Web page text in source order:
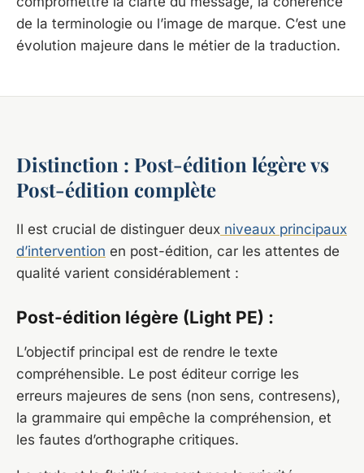
de la terminologie ou l’image de marque. C’est une
évolution majeure dans le métier de la traduction.
Distinction : Post-édition légère vs
Post-édition complète
Il est crucial de distinguer deux niveaux principaux
d’intervention en post-édition, car les attentes de
qualité varient considérablement :
Post-édition légère (Light PE) :
L’objectif principal est de rendre le texte
compréhensible. Le post éditeur corrige les
erreurs majeures de sens (non sens, contresens),
la grammaire qui empêche la compréhension, et
les fautes d’orthographe critiques.